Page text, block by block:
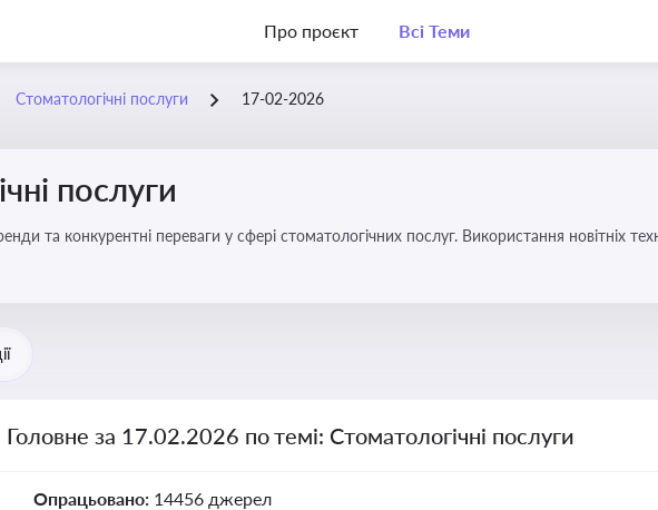
Про проєкт Всі Теми
Стоматологічні послуги 17-02-2026
послуги
та конкурентні переваги у сфері стоматологічних послуг. Використання новітніх технологій та стратегій
Головне за 17.02.2026 по темі: Стоматологічні послуги
Опрацьовано: 14456 джерел